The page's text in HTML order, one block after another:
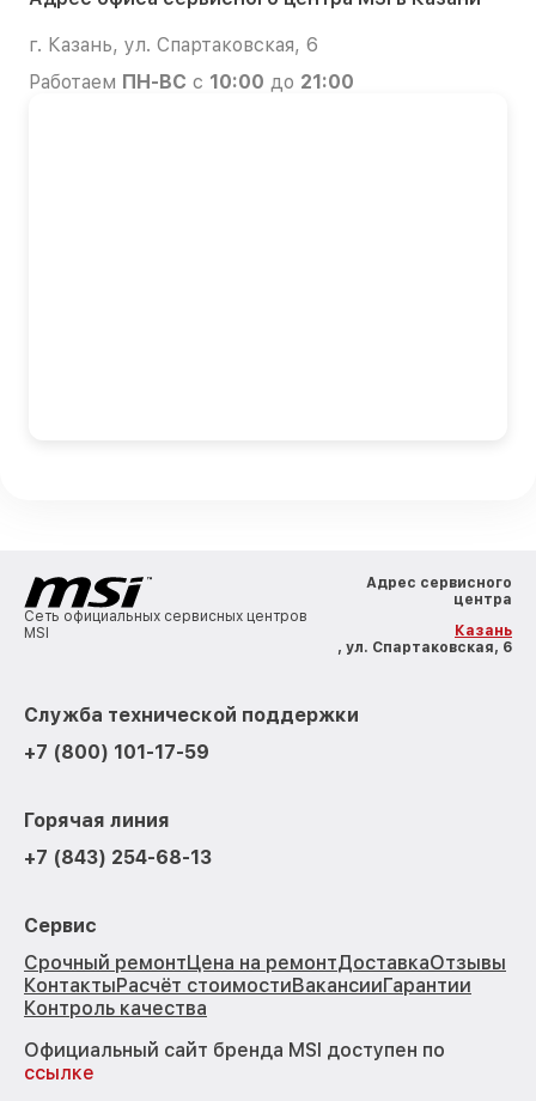
г. Казань, ул. Спартаковская, 6
Работаем ПН-ВС с 10:00 до 21:00
Сеть официальных сервисных центров
MSI
Адрес сервисного
центра
Казань
, ул. Спартаковская, 6
Служба технической поддержки
+7 (800) 101-17-59
Горячая линия
+7 (843) 254-68-13
Сервис
Срочный ремонтЦена на ремонтДоставкаОтзывы
КонтактыРасчёт стоимостиВакансииГарантии
Контроль качества
Официальный сайт бренда MSI доступен по
ссылке